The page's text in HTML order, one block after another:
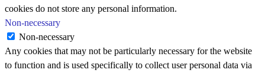
cookies do not store any personal information.
Non-necessary
Non-necessary
Any cookies that may not be particularly necessary for the website
to function and is used specifically to collect user personal data via